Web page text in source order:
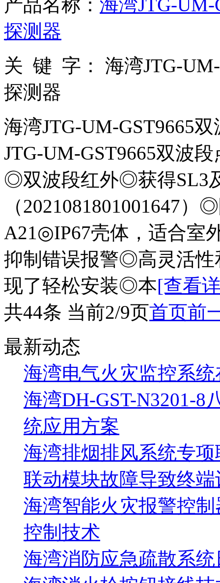
产品名称： 海湾JTG-
探测器
关 键 字：
海湾JTG-
探测器
海湾JTG-UM-GST9665
JTG-UM-GST9665双波
◎双波段红外◎获得SL3
（2021081801001647
A21◎IP67壳体，适合室
抑制错误报警◎高灵活
现了轻松安装◎本[查看
共44条 当前2/9页首页前
最新动态
海湾电气火灾监控系
海湾DH-GST-N3201-8
统应用方案
海湾排烟排风系统专
联动模块故障导致终
海湾智能火灾报警控
控制技术
海湾消防应急疏散系